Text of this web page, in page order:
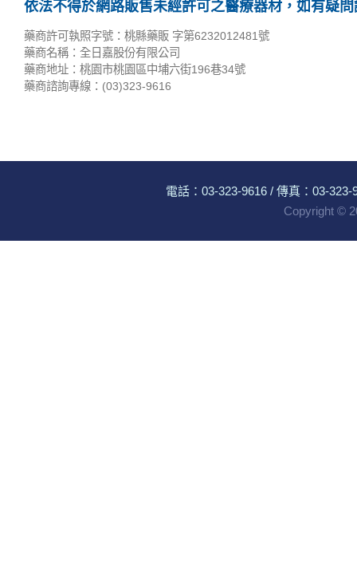
依法不得於網路販售未經許可之醫療器材，如有疑
藥商許可執照字號：桃縣藥販 字第6232012481號
藥商名稱：全日嘉股份有限公司
藥商地址：桃園市桃園區中埔六街196巷34號
藥商諮詢專線：(03)323-9616
電話： 03-323-9616 / 傳真：03-323-
Copyright ©